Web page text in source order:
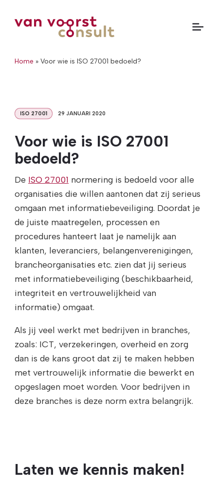
Home » Voor wie is ISO 27001 bedoeld?
ISO 27001 29 JANUARI 2020
Voor wie is ISO 27001
bedoeld?
De ISO 27001 normering is bedoeld voor alle
organisaties die willen aantonen dat zij serieus
omgaan met informatiebeveiliging. Doordat je
de juiste maatregelen, processen en
procedures hanteert laat je namelijk aan
klanten, leveranciers, belangenverenigingen,
brancheorganisaties etc. zien dat jij serieus
met informatiebeveiliging (beschikbaarheid,
integriteit en vertrouwelijkheid van
informatie) omgaat.
Als jij veel werkt met bedrijven in branches,
zoals: ICT, verzekeringen, overheid en zorg
dan is de kans groot dat zij te maken hebben
met vertrouwelijk informatie die bewerkt en
opgeslagen moet worden. Voor bedrijven in
deze branches is deze norm extra belangrijk.
Laten we kennis maken!